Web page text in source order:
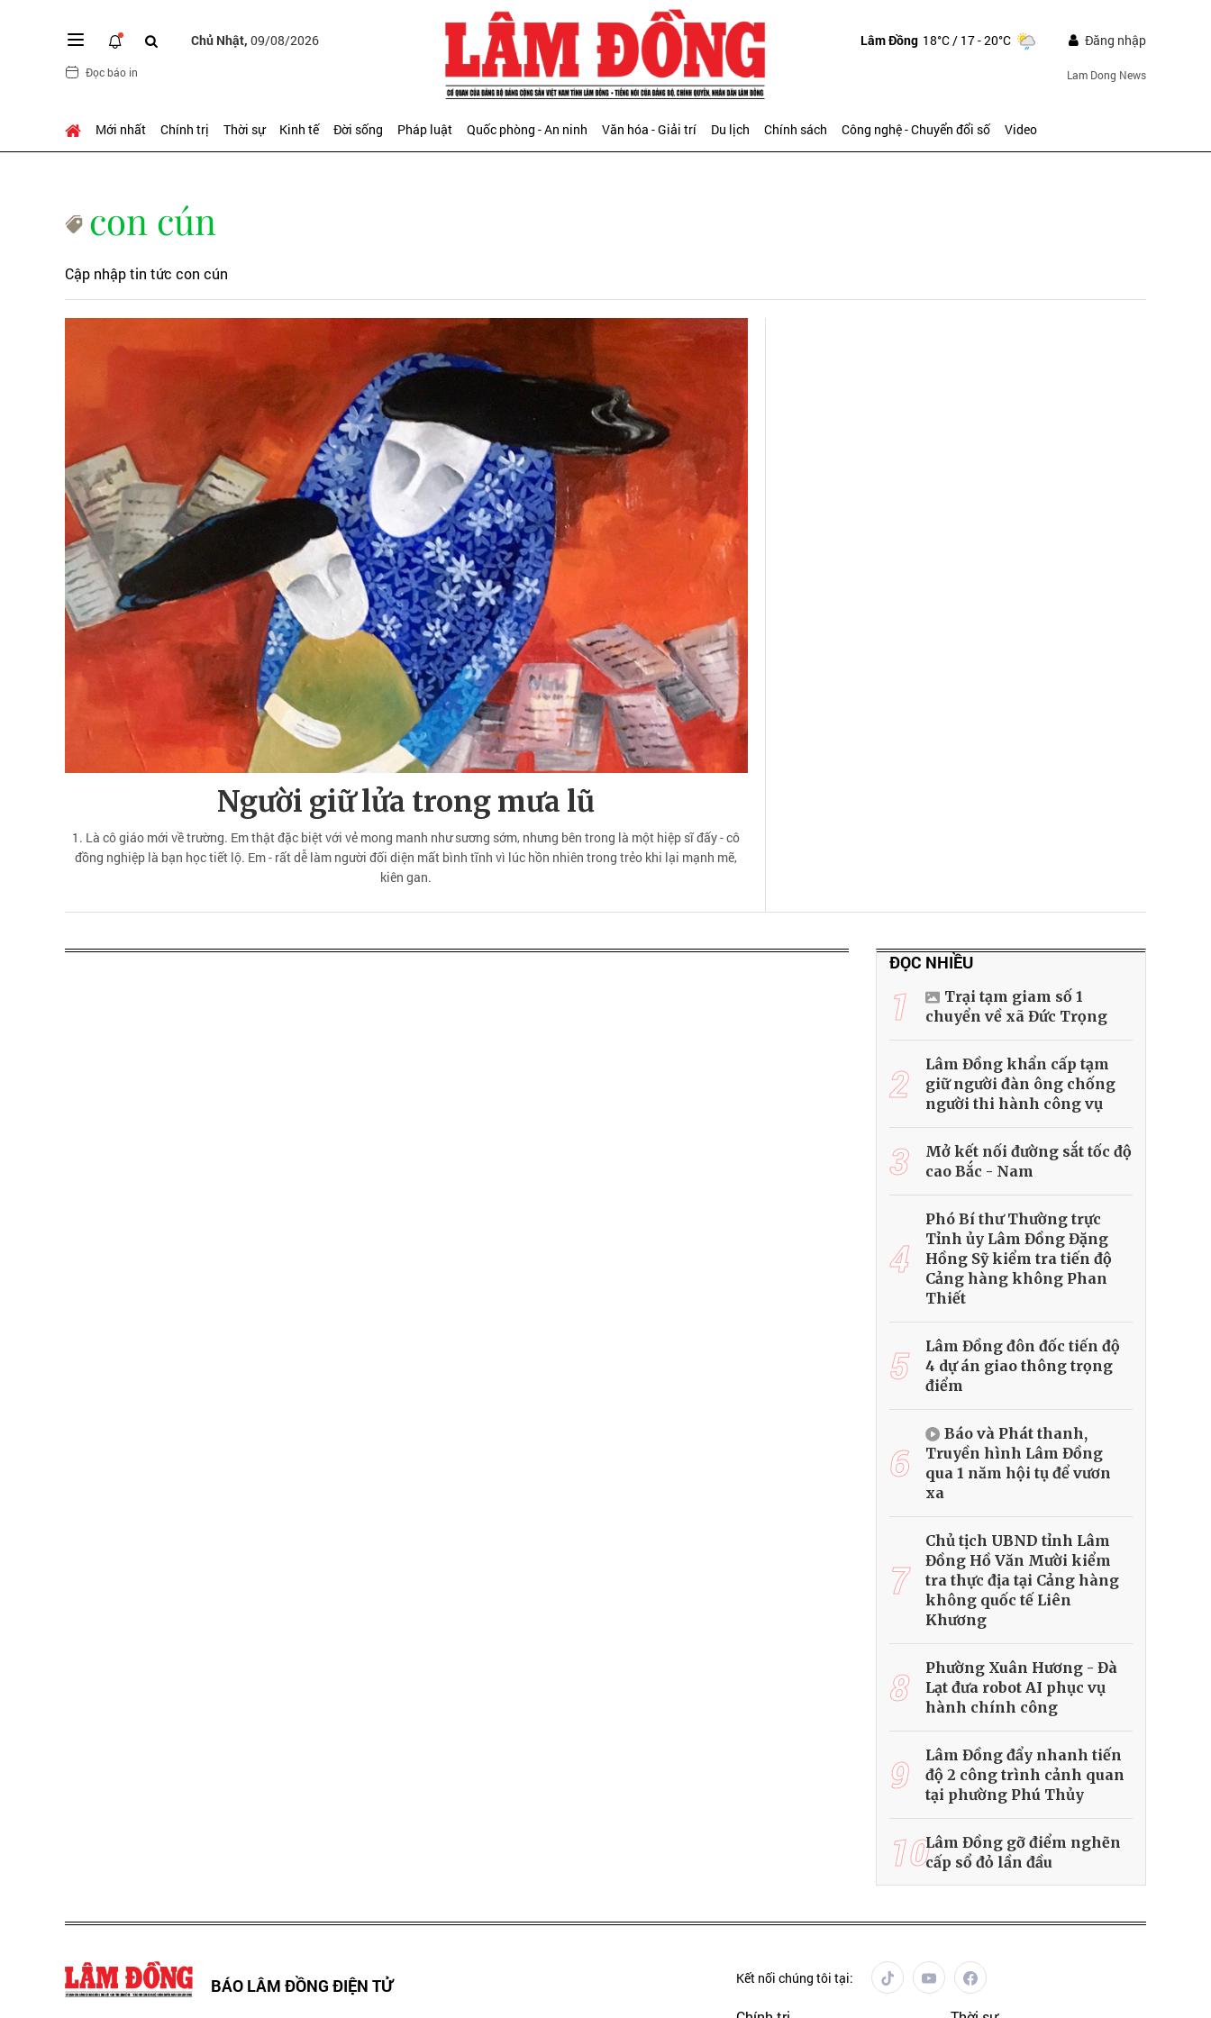
Chủ Nhật, 09/08/2026
Đọc báo in
Lâm Đồng 18°C/ 17 - 20°C Đăng nhập
Lam Dong News
Mới nhất Chính trị Thời sự Kinh tế Đời sống Pháp luật Quốc phòng - An ninh Văn hóa - Giải trí Du lịch Chính sách Công nghệ - Chuyển đổi số Video
con cún
Cập nhập tin tức con cún
Người giữ lửa trong mưa lũ
1. Là cô giáo mới về trường. Em thật đặc biệt với vẻ mong manh như sương sớm, nhưng bên trong là một hiệp sĩ đấy - cô
đồng nghiệp là bạn học tiết lộ. Em - rất dễ làm người đối diện mất bình tĩnh vì lúc hồn nhiên trong trẻo khi lại mạnh mẽ,
kiên gan.
ĐỌC NHIỀU
1
Trại tạm giam số 1
chuyển về xã Đức Trọng
2
Lâm Đồng khẩn cấp tạm
giữ người đàn ông chống
người thi hành công vụ
3
Mở kết nối đường sắt tốc độ
cao Bắc - Nam
4
Phó Bí thư Thường trực
Tỉnh ủy Lâm Đồng Đặng
Hồng Sỹ kiểm tra tiến độ
Cảng hàng không Phan
Thiết
5
Lâm Đồng đôn đốc tiến độ
4 dự án giao thông trọng
điểm
6
Báo và Phát thanh,
Truyền hình Lâm Đồng
qua 1 năm hội tụ để vươn
xa
7
Chủ tịch UBND tỉnh Lâm
Đồng Hồ Văn Mười kiểm
tra thực địa tại Cảng hàng
không quốc tế Liên
Khương
8
Phường Xuân Hương - Đà
Lạt đưa robot AI phục vụ
hành chính công
9
Lâm Đồng đẩy nhanh tiến
độ 2 công trình cảnh quan
tại phường Phú Thủy
10Lâm Đồng gỡ điểm nghẽn
cấp sổ đỏ lần đầu
BÁO LÂM ĐỒNG ĐIỆN TỬ Kết nối chúng tôi tại: